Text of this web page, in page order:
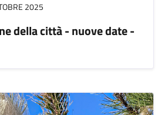
2025
della città - nuove date -